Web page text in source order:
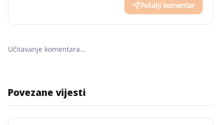
Pošalji komentar
Učitavanje komentara…
Povezane vijesti